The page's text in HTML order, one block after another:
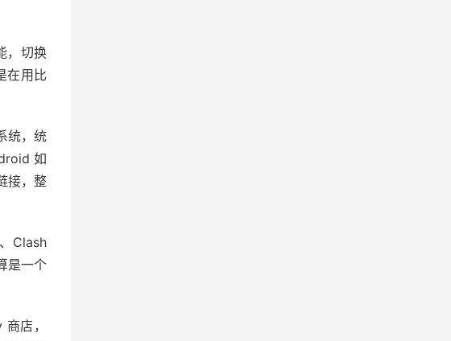
，切换
在用比
统，统
如
接，整
Clash
是一个
店，